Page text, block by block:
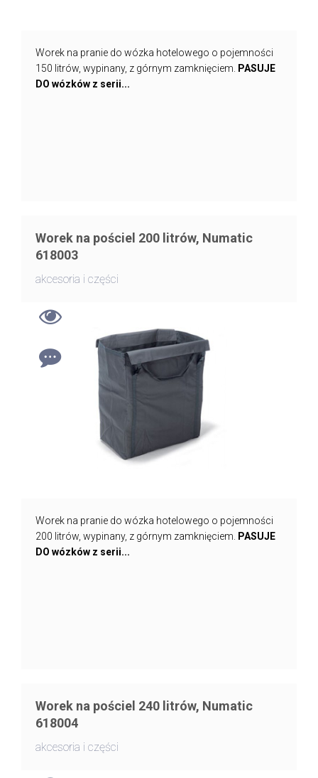
Worek na pranie do wózka hotelowego o pojemności
150 litrów, wypinany, z górnym zamknięciem.
PASUJE
DO wózków z serii...
Worek na pościel 200 litrów, Numatic
618003
akcesoria i części
Worek na pranie do wózka hotelowego o pojemności
200 litrów, wypinany, z górnym zamknięciem.
PASUJE
DO wózków z serii...
Worek na pościel 240 litrów, Numatic
618004
akcesoria i części